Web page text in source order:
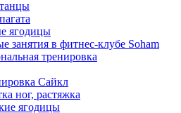
ягодицы
занятия в фитнес-клубе Soham
тренировка
Сайкл
ног, растяжка
ягодицы